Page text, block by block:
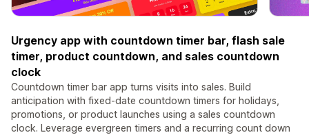
Urgency app with countdown timer bar, flash sale
timer, product countdown, and sales countdown
clock
Countdown timer bar app turns visits into sales. Build
anticipation with fixed-date countdown timers for holidays,
promotions, or product launches using a sales countdown
clock. Leverage evergreen timers and a recurring count down